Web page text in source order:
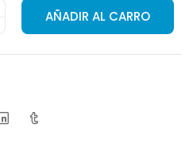
AÑADIR AL CARRO